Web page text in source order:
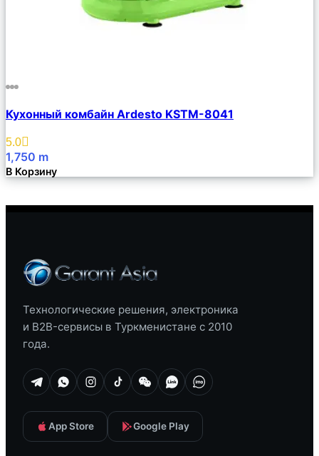
Описание
Избранное
Кухонный комбайн Ardesto KSTM-8041
5.0
1,750 m
В Корзину
Технологические решения, электроника
и B2B-сервисы в Туркменистане с 2010
года.
App Store Google Play